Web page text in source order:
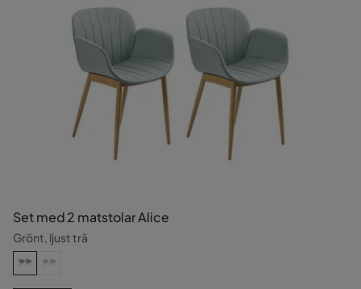
Set med 2 matstolar Alice
Grönt, ljust trä